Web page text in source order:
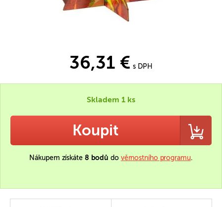
36,31 € s DPH
Skladem 1 ks
Koupit
Nákupem získáte 8 bodů do věrnostního programu.